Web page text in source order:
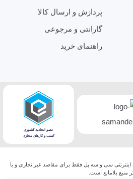
پردازش و ارسال کالا
گارانتی و مرجوعی
راهنمای خرید
اینترنتی سی و سه پل فقط برای مقاصد غیر تجاری و با
منبع بلامانع است.